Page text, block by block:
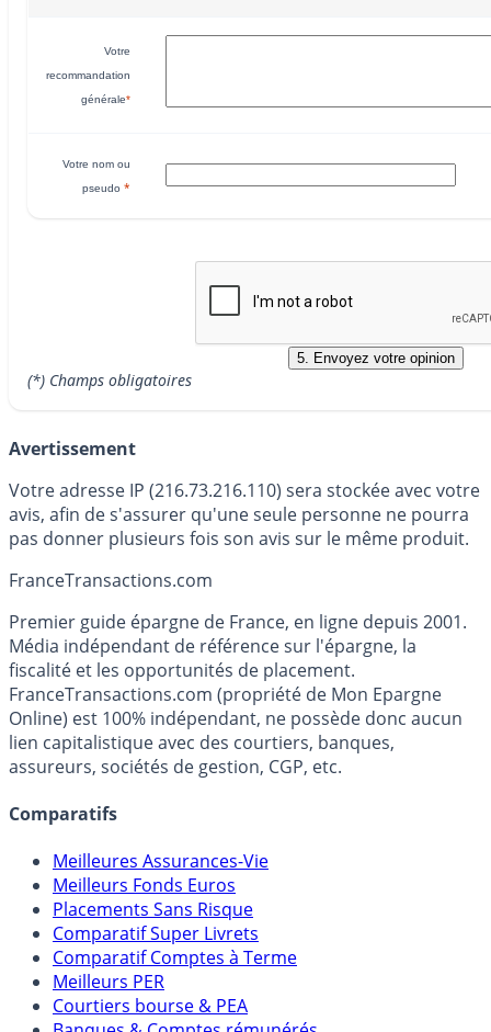
Votre
recommandation
générale*
Votre nom ou
pseudo *
(*) Champs obligatoires
Avertissement
Votre adresse IP (216.73.216.110) sera stockée avec votre
avis, afin de s'assurer qu'une seule personne ne pourra
pas donner plusieurs fois son avis sur le même produit.
FranceTransactions.com
Premier guide épargne de France, en ligne depuis 2001.
Média indépendant de référence sur l'épargne, la
fiscalité et les opportunités de placement.
FranceTransactions.com (propriété de Mon Epargne
Online) est 100% indépendant, ne possède donc aucun
lien capitalistique avec des courtiers, banques,
assureurs, sociétés de gestion, CGP, etc.
Comparatifs
Meilleures Assurances-Vie
Meilleurs Fonds Euros
Placements Sans Risque
Comparatif Super Livrets
Comparatif Comptes à Terme
Meilleurs PER
Courtiers bourse & PEA